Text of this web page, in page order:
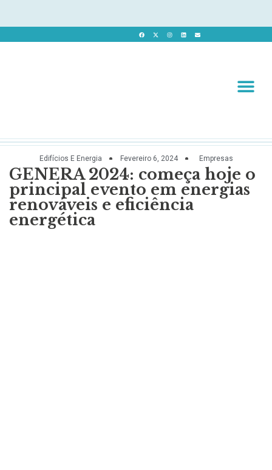
Edifícios E Energia Fevereiro 6, 2024 Empresas
GENERA 2024: começa hoje o
principal evento em energias
renováveis e eficiência
energética